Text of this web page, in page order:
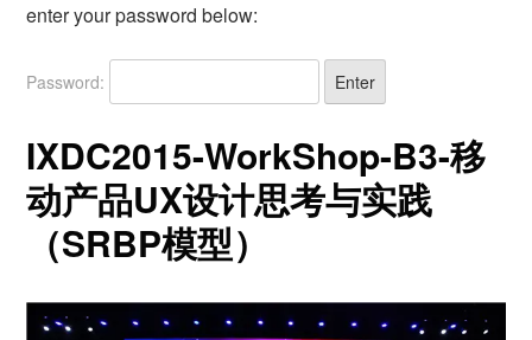
enter your password below:
Password:
IXDC2015-WorkShop-B3-移
动产品UX设计思考与实践
（SRBP模型）